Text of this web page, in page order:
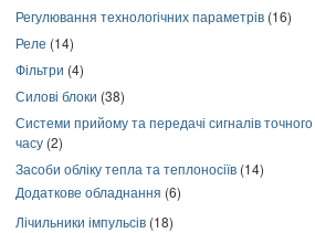
Регулювання технологічних параметрів (16)
Реле (14)
Фільтри (4)
Силові блоки (38)
Системи прийому та передачі сигналів точного
часу (2)
Засоби обліку тепла та теплоносіїв (14)
Додаткове обладнання (6)
Лічильники імпульсів (18)